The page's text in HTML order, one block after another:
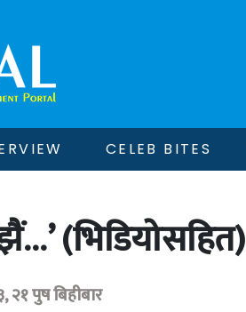
CELEB BITES
(भिडियोसहित)
२१ पुष बिहीबार